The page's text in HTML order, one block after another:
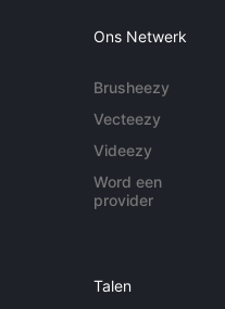
Ons Netwerk
Brusheezy
Vecteezy
Videezy
Word een
provider
Talen